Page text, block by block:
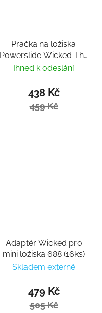
Pračka na ložiska
Powerslide Wicked The
Wash
Ihned k odeslání
438 Kč
459 Kč
Adaptér Wicked pro
mini ložiska 688 (16ks)
Skladem externě
479 Kč
505 Kč